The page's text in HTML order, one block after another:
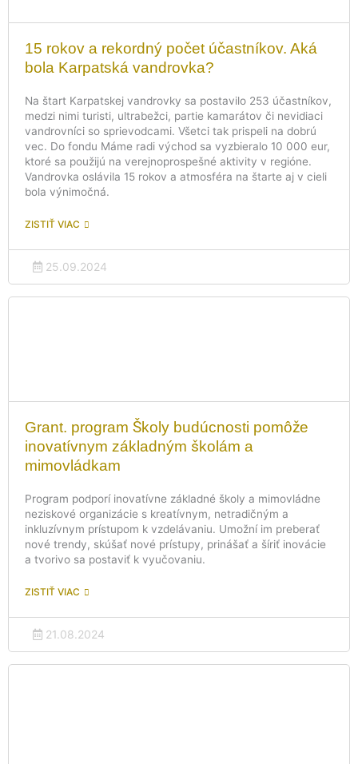
15 rokov a rekordný počet účastníkov. Aká
bola Karpatská vandrovka?
Na štart Karpatskej vandrovky sa postavilo 253 účastníkov,
medzi nimi turisti, ultrabežci, partie kamarátov či nevidiaci
vandrovníci so sprievodcami. Všetci tak prispeli na dobrú
vec. Do fondu Máme radi východ sa vyzbieralo 10 000 eur,
ktoré sa použijú na verejnoprospešné aktivity v regióne.
Vandrovka oslávila 15 rokov a atmosféra na štarte aj v cieli
bola výnimočná.
ZISTIŤ VIAC
25.09.2024
Grant. program Školy budúcnosti pomôže
inovatívnym základným školám a
mimovládkam
Program podporí inovatívne základné školy a mimovládne
neziskové organizácie s kreatívnym, netradičným a
inkluzívnym prístupom k vzdelávaniu. Umožní im preberať
nové trendy, skúšať nové prístupy, prinášať a šíriť inovácie
a tvorivo sa postaviť k vyučovaniu.
ZISTIŤ VIAC
21.08.2024